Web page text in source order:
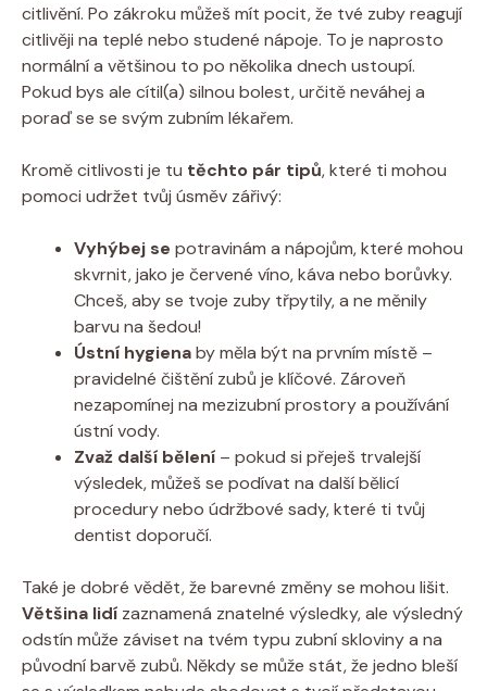
citlivění. Po zákroku můžeš mít pocit, že tvé zuby reagují
citlivěji na teplé nebo studené nápoje. To je naprosto
normální a většinou to po několika dnech ustoupí.
Pokud bys ale cítil(a) silnou bolest, určitě neváhej a
poraď se se svým zubním lékařem.
Kromě citlivosti je tu těchto pár tipů, které ti mohou
pomoci udržet tvůj úsměv zářivý:
Vyhýbej se potravinám a nápojům, které mohou
skvrnit, jako je červené víno, káva nebo borůvky.
Chceš, aby se tvoje zuby třpytily, a ne měnily
barvu na šedou!
Ústní hygienaby měla být na prvním místě –
pravidelné čištění zubů je klíčové. Zároveň
nezapomínej na mezizubní prostory a používání
ústní vody.
Zvaž další bělení – pokud si přeješ trvalejší
výsledek, můžeš se podívat na další bělicí
procedury nebo údržbové sady, které ti tvůj
dentist doporučí.
Také je dobré vědět, že barevné změny se mohou lišit.
Většina lidí zaznamená znatelné výsledky, ale výsledný
odstín může záviset na tvém typu zubní skloviny a na
původní barvě zubů. Někdy se může stát, že jedno bleší